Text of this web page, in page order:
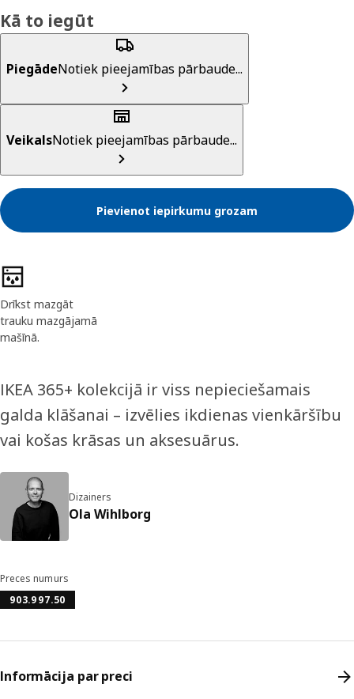
Kā to iegūt
PiegādeNotiek pieejamības pārbaude...
VeikalsNotiek pieejamības pārbaude...
Pievienot iepirkumu grozam
Preces īpašības
Drīkst mazgāt
trauku mazgājamā
mašīnā.
IKEA 365+ kolekcijā ir viss nepieciešamais
galda klāšanai – izvēlies ikdienas vienkāršību
vai košas krāsas un aksesuārus.
Dizainers
Ola Wihlborg
Preces numurs
903.997.50
Informācija par preci